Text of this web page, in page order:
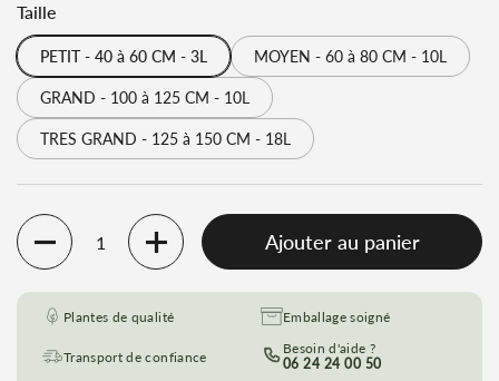
Taille
PETIT - 40 à 60 CM - 3L MOYEN - 60 à 80 CM - 10L
GRAND - 100 à 125 CM - 10L
TRES GRAND - 125 à 150 CM - 18L
Quantité Ajouter au panier
Plantes de qualité Emballage soigné
Transport de confiance
Besoin d'aide ?
06 24 24 00 50